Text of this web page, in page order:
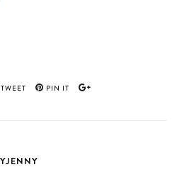
TWEET PIN IT